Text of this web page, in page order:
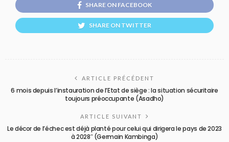
SHARE ON FACEBOOK
SHARE ON TWITTER
ARTICLE PRÉCÉDENT
6 mois depuis l’instauration de l’Etat de siège : la situation sécuritaire
toujours préoccupante (Asadho)
ARTICLE SUIVANT
Le décor de l’échec est déjà planté pour celui qui dirigera le pays de 2023
à 2028″ (Germain Kambinga)